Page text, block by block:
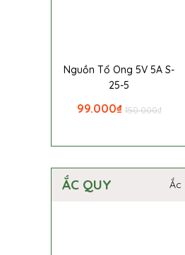
Nguồn Tổ Ong 5V 5A S-
25-5
₫
150.000
₫
99.000
ẮC QUY Ắc